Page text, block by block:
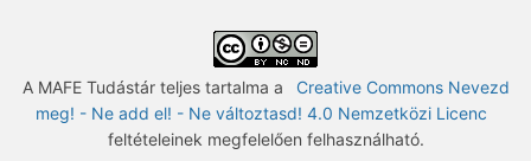
A MAFE Tudástár teljes tartalma a
Creative Commons Nevezd
meg! - Ne add el! - Ne változtasd! 4.0 Nemzetközi Licenc
feltételeinek megfelelően felhasználható.